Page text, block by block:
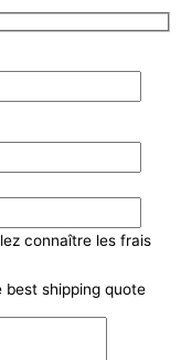
connaître les frais
best shipping quote